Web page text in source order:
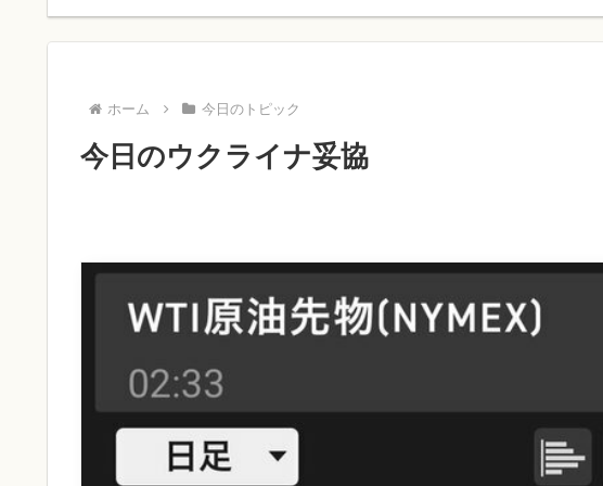
ホーム 今日のトピック
今日のウクライナ妥協